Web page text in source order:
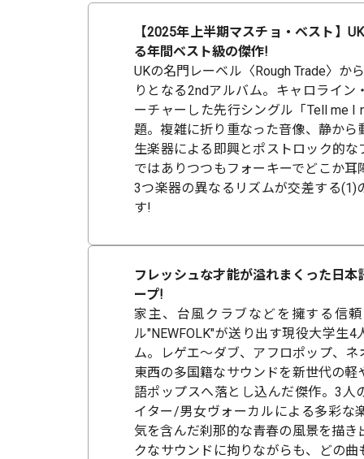
【2025年上半期マスチョ・ベスト】
る年間ベスト級の傑作!
UKの名門レーベル〈Rough Trade〉か
りとなる2ndアルバム。キャロライン
ーチャーした先行シングル「Tell me I
題。複雑に折り重なった音像、静から
生楽器による即興とポストロック的な
ではありつつもフォーキーでどこか耳
3つ楽器の異なるリズムが交差する(1)
す!
フレッシュな才能が溢れまくった日
ープ!
家主、台風クラブなどを擁する信
ル"NEWFOLK"が送り出す現役大学生
ム。レゲエ～ダブ、アフロポップ、ネ
東西の多国籍なサウンドを新世代の軽
語ポップスへ落とし込んだ傑作。3人
イター/男女ヴォーカルによる多彩な
気を含んだ刹那的な青春の風景を描き
クなサウンドに拘りながらも、どの